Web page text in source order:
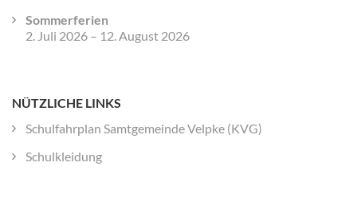
Sommerferien
2. Juli 2026 – 12. August 2026
NÜTZLICHE LINKS
Schulfahrplan Samtgemeinde Velpke (KVG)
Schulkleidung